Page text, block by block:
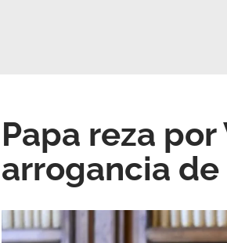
Papa reza
arrogancia